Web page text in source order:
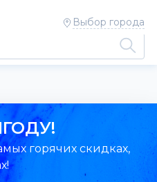
Выбор города
горячих скидках,